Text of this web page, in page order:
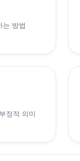
는 방법
정적 의미